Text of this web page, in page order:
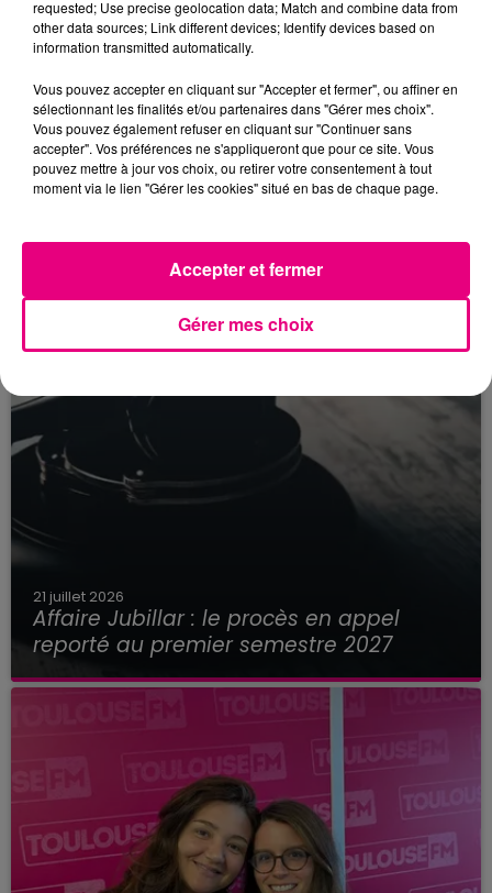
22 juillet 2026
Toulouse : circulation perturbée dans le
secteur François Verdier...
21 juillet 2026
Affaire Jubillar : le procès en appel
reporté au premier semestre 2027
requested; Use precise geolocation data; Match and combine data from
other data sources; Link different devices; Identify devices based on
information transmitted automatically.
Vous pouvez accepter en cliquant sur "Accepter et fermer", ou affiner en
sélectionnant les finalités et/ou partenaires dans "Gérer mes choix".
Vous pouvez également refuser en cliquant sur "Continuer sans
accepter". Vos préférences ne s'appliqueront que pour ce site. Vous
pouvez mettre à jour vos choix, ou retirer votre consentement à tout
moment via le lien "Gérer les cookies" situé en bas de chaque page.
Gérer mes choix
Accepter et fermer